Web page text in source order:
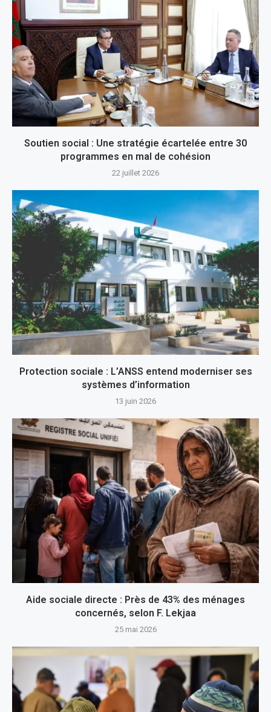
Soutien social : Une stratégie écartelée entre 30
programmes en mal de cohésion
22 juillet 2026
Protection sociale : L’ANSS entend moderniser ses
systèmes d’information
13 juin 2026
Aide sociale directe : Près de 43% des ménages
concernés, selon F. Lekjaa
25 mai 2026